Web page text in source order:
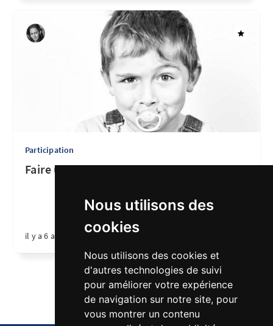
Nous utilisons des
cookies
Nous utilisons des cookies et
d'autres technologies de suivi
pour améliorer votre expérience
de navigation sur notre site, pour
vous montrer un contenu
Participation
Faire un don
il y a 6 ans 1 min de lecture
Page 1 de 1